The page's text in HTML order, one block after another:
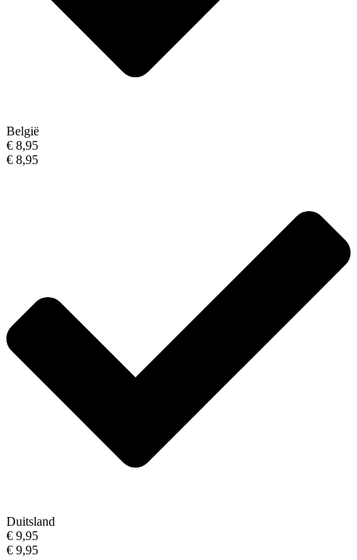
België
€ 8,95
€ 8,95
Duitsland
€ 9,95
€ 9,95